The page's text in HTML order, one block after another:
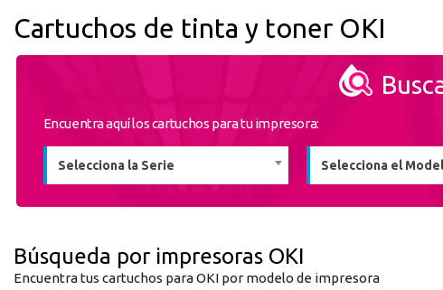
registro distribuidor
Cartuchos de tinta y toner OKI
Encuentra aquí los cartuchos para tu impresora:
Selecciona la Serie Selecciona el
Búsqueda por impresoras OKI
Encuentra tus cartuchos para OKI por modelo de impresora